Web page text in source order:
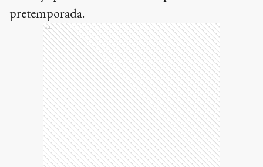
pretemporada.
Ads